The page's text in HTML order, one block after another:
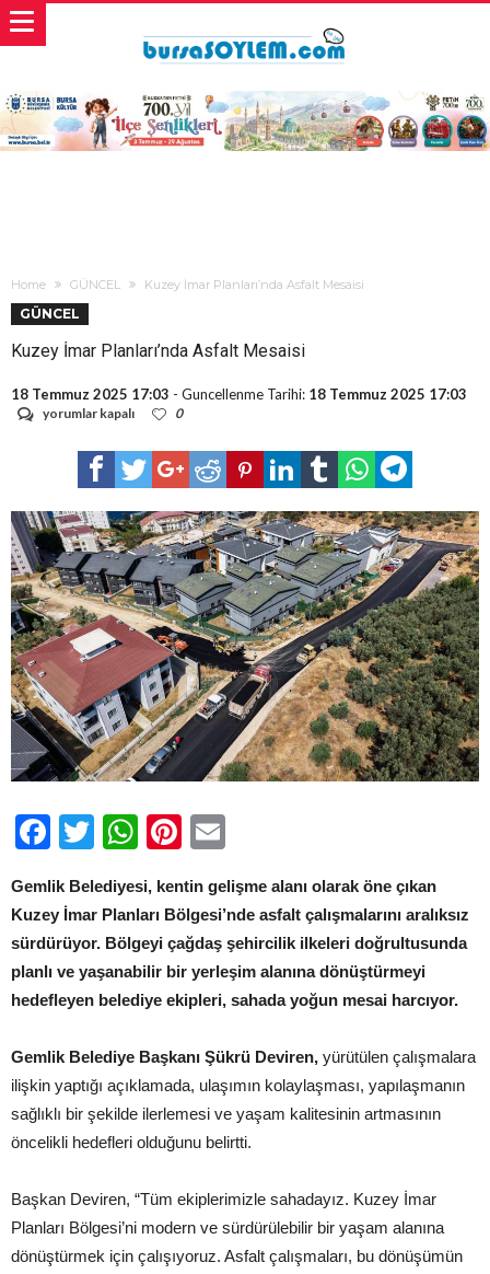
Home GÜNCEL Kuzey İmar Planları’nda Asfalt Mesaisi
GÜNCEL
Kuzey İmar Planları’nda Asfalt Mesaisi
18 Temmuz 2025 17:03 - Guncellenme Tarihi: 18 Temmuz 2025 17:03
Kuzey
Planları’nda
yorumlar kapalı 0
Facebook
TwitterWhatsApp
Pinterest
Gemlik Belediyesi, kentin gelişme alanı olarak öne çıkan
Kuzey İmar Planları Bölgesi’nde asfalt çalışmalarını aralıksız
sürdürüyor. Bölgeyi çağdaş şehircilik ilkeleri doğrultusunda
planlı ve yaşanabilir bir yerleşim alanına dönüştürmeyi
hedefleyen belediye ekipleri, sahada yoğun mesai harcıyor.
Gemlik Belediye Başkanı Şükrü Deviren, yürütülen çalışmalara
ilişkin yaptığı açıklamada, ulaşımın kolaylaşması, yapılaşmanın
sağlıklı bir şekilde ilerlemesi ve yaşam kalitesinin artmasının
öncelikli hedefleri olduğunu belirtti.
Başkan Deviren, “Tüm ekiplerimizle sahadayız. Kuzey İmar
Planları Bölgesi’ni modern ve sürdürülebilir bir yaşam alanına
dönüştürmek için çalışıyoruz. Asfalt çalışmaları, bu dönüşümün